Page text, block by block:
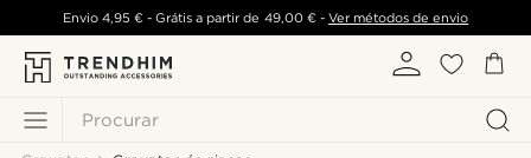
Procurar
Envio 4,95 €- Grátis a partir de 49,00 €- Ver métodos de envio